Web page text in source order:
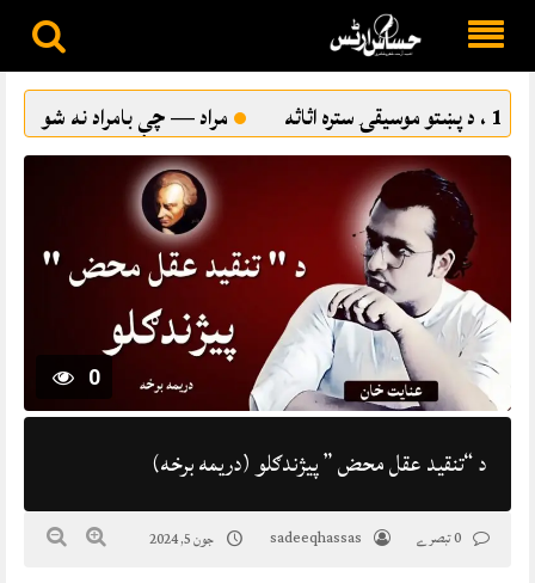
to
contentمراد — چې بامراد نه شو ترقي پسند ادب او د پښتو
0
د “تنقید عقل محض ” پیژندګلو (دريمه برخه)
sadeeqhassas جون 5, 2024